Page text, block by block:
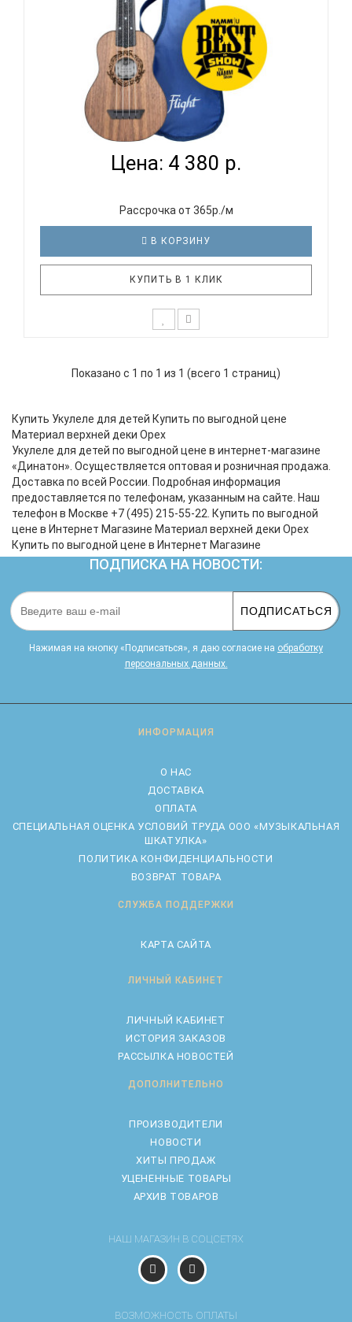
FLIGHT TUS-50 - УКУЛЕЛЕ СОПРАНО
Цена: 4 380 р.
Рассрочка от 365р./м
В КОРЗИНУ
КУПИТЬ В 1 КЛИК
пусть унылые стереотипы из прошлых веков
“настоящего инструмента”. Вот вам FLIGHT TUS 50
бесстрашно созданная из пластика укуле..
Показано с 1 по 1 из 1 (всего 1 страниц)
Купить Укулеле для детей Купить по выгодной цене
Материал верхней деки Орех
Укулеле для детей по выгодной цене в интернет-магазине
«Динатон». Осуществляется оптовая и розничная продажа.
Доставка по всей России. Подробная информация
предоставляется по телефонам, указанным на сайте. Наш
телефон в Москве +7 (495) 215-55-22. Купить по выгодной
цене в Интернет Магазине Материал верхней деки Орех
Купить по выгодной цене в Интернет Магазине
ПОДПИСКА НА НОВОСТИ:
ПОДПИСАТЬСЯ
Нажимая на кнопку «Подписаться», я даю cогласие на обработку
персональных данных.
ИНФОРМАЦИЯ
О НАС
ДОСТАВКА
ОПЛАТА
CПЕЦИАЛЬНАЯ ОЦЕНКА УСЛОВИЙ ТРУДА ООО «МУЗЫКАЛЬНАЯ
ШКАТУЛКА»
ПОЛИТИКА КОНФИДЕНЦИАЛЬНОСТИ
ВОЗВРАТ ТОВАРА
СЛУЖБА ПОДДЕРЖКИ
КАРТА САЙТА
ЛИЧНЫЙ КАБИНЕТ
ЛИЧНЫЙ КАБИНЕТ
ИСТОРИЯ ЗАКАЗОВ
РАССЫЛКА НОВОСТЕЙ
ДОПОЛНИТЕЛЬНО
ПРОИЗВОДИТЕЛИ
НОВОСТИ
ХИТЫ ПРОДАЖ
УЦЕНЕННЫЕ ТОВАРЫ
АРХИВ ТОВАРОВ
НАШ МАГАЗИН В СОЦСЕТЯХ
ВОЗМОЖНОСТЬ ОПЛАТЫ